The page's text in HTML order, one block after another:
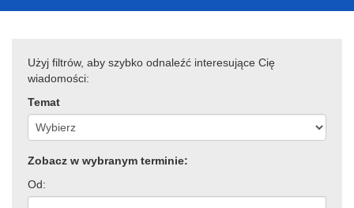
Użyj filtrów, aby szybko odnaleźć interesujące Cię
wiadomości:
Temat
Zobacz w wybranym terminie:
Od: